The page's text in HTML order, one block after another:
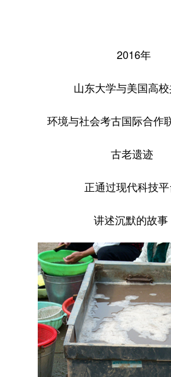
2016年
山东大学与美国高校
环境与社会考古国际合作
古老遗迹
正通过现代科技平
讲述沉默的故事